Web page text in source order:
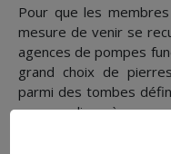
Pour que les
mesure de venir se
agences de pompes
grand choix de
parmi des tombes
personnaliser à vos